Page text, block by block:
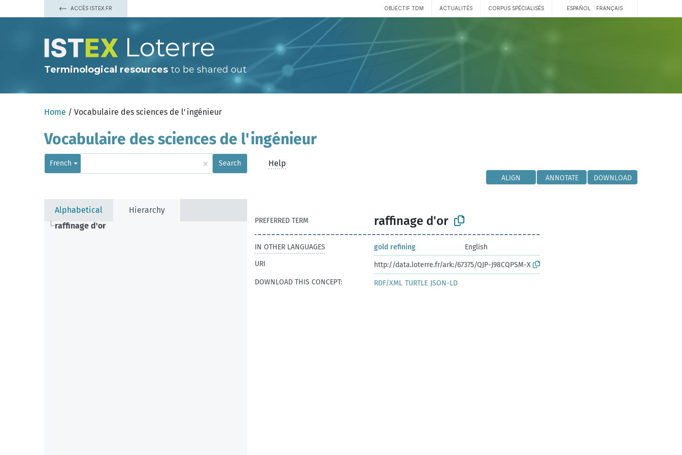
ACCÈS ISTEX.FR OBJECTIF TDM ACTUALITÉS CORPUS SPÉCIALISÉS ESPAÑOL FRANÇAIS
Loterre
Terminological resources to be shared out
Home / Vocabulaire des sciences de l'ingénieur
Vocabulaire des sciences de l'ingénieur
French × Search Help
ALIGN ANNOTATE DOWNLOAD
Alphabetical
Hierarchy
raffinage d'or
PREFERRED TERM raffinage d'or
IN OTHER LANGUAGES gold refining
English
URI
http://data.loterre.fr/ark:/67375/QJP-J98CQPSM-X
DOWNLOAD THIS CONCEPT:
RDF/XML TURTLE JSON-LD